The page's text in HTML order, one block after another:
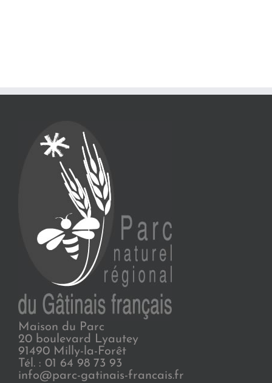
Maison du Parc
20 boulevard Lyautey
91490 Milly-la-Forêt
Tél. : 01 64 98 73 93
info@parc-gatinais-francais.fr